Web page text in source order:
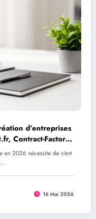
d’entreprises
Contract-Factory
en 2026 nécessite de s'ent
16 Mai 2026